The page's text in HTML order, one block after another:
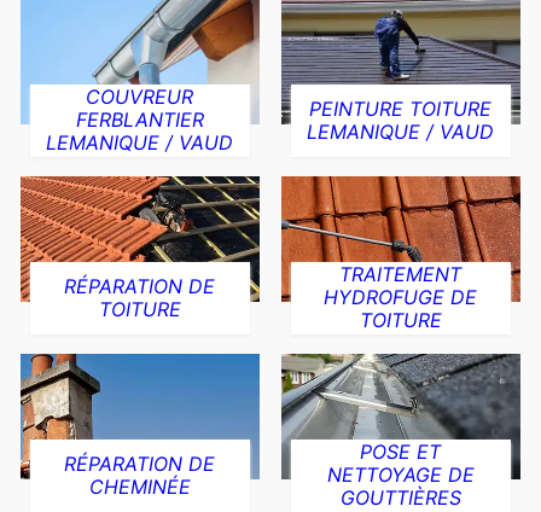
COUVREUR
FERBLANTIER
LEMANIQUE / VAUD
PEINTURE TOITURE
LEMANIQUE / VAUD
RÉPARATION DE
TOITURE
TRAITEMENT
HYDROFUGE DE
TOITURE
RÉPARATION DE
CHEMINÉE
POSE ET
NETTOYAGE DE
GOUTTIÈRES